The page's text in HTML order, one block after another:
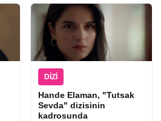
DIZI
Hande Elaman, "Tutsak
Sevda" dizisinin
kadrosunda